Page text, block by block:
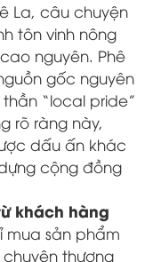
La, câu chuyện
tôn vinh nông
nguyên. Phê
gốc nguyên
“local pride”
rõ ràng này,
dấu ấn khác
cộng đồng
khách hàng
mua sản phẩm
thương